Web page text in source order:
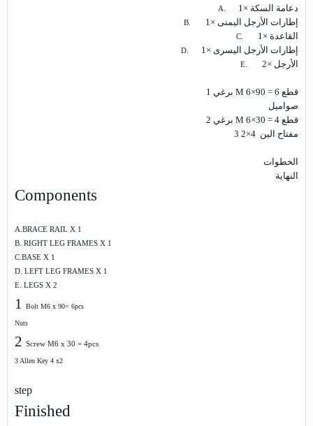
A. دعامة السكة ×1
B. إطارات الأرجل اليمنى ×1
C. القاعدة ×1
D. إطارات الأرجل اليسرى ×1
E. الأرجل ×2
1 برغي M
6×90 = 6 قطع
صواميل
2
M
6×30 = 4 قطع
3
مفتاح الين 4×2
الخطوات
النهاية
Components
A.BRACE RAIL X 1
B. RIGHT LEG FRAMES X 1
C.BASE X 1
D. LEFT LEG FRAMES X 1
E. LEGS X 2
1 Bolt M6 x 90= 6pcs
Nuts
2 Screw M6 x 30 = 4pcs
3 Allen Key 4 x2
step
Finished